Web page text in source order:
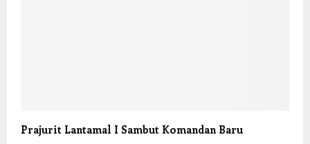
Prajurit Lantamal I Sambut Komandan Baru